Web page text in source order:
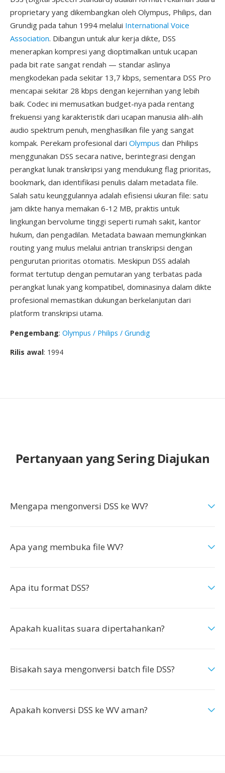
proprietary yang dikembangkan oleh Olympus, Philips, dan
Grundig pada tahun 1994 melalui International Voice
Association. Dibangun untuk alur kerja dikte, DSS
menerapkan kompresi yang dioptimalkan untuk ucapan
pada bit rate sangat rendah — standar aslinya
mengkodekan pada sekitar 13,7 kbps, sementara DSS Pro
mencapai sekitar 28 kbps dengan kejernihan yang lebih
baik. Codec ini memusatkan budget-nya pada rentang
frekuensi yang karakteristik dari ucapan manusia alih-alih
audio spektrum penuh, menghasilkan file yang sangat
kompak. Perekam profesional dari Olympus dan Philips
menggunakan DSS secara native, berintegrasi dengan
perangkat lunak transkripsi yang mendukung flag prioritas,
bookmark, dan identifikasi penulis dalam metadata file.
Salah satu keunggulannya adalah efisiensi ukuran file: satu
jam dikte hanya memakan 6-12 MB, praktis untuk
lingkungan bervolume tinggi seperti rumah sakit, kantor
hukum, dan pengadilan. Metadata bawaan memungkinkan
routing yang mulus melalui antrian transkripsi dengan
pengurutan prioritas otomatis. Meskipun DSS adalah
format tertutup dengan pemutaran yang terbatas pada
perangkat lunak yang kompatibel, dominasinya dalam dikte
profesional memastikan dukungan berkelanjutan dari
platform transkripsi utama.
Pengembang: Olympus / Philips / Grundig
Rilis awal: 1994
Pertanyaan yang Sering Diajukan
Mengapa mengonversi DSS ke WV?
Apa yang membuka file WV?
Apa itu format DSS?
Apakah kualitas suara dipertahankan?
Bisakah saya mengonversi batch file DSS?
Apakah konversi DSS ke WV aman?